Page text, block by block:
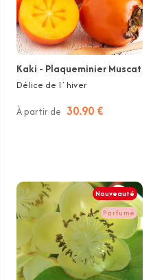
Kaki - Plaqueminier Muscat
Délice de l´hiver
À partir de 30.90 €
Nouveauté
Parfumé